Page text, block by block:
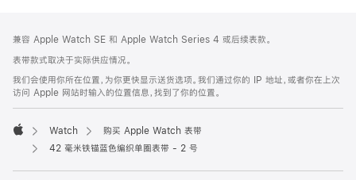
页
页
脚
注
兼容 Apple Watch SE 和 Apple Watch Series 4 或后续表款。
表带款式取决于实际供应情况。
我们会使用你所在位置，为你更快显示送货选项。我们通过你的 IP 地址，或者你在上次
访问 Apple 网站时输入的位置信息，找到了你的位置。
Apple
Watch
购买 Apple Watch 表带
42 毫米铁锚蓝色编织单圈表带 - 2 号